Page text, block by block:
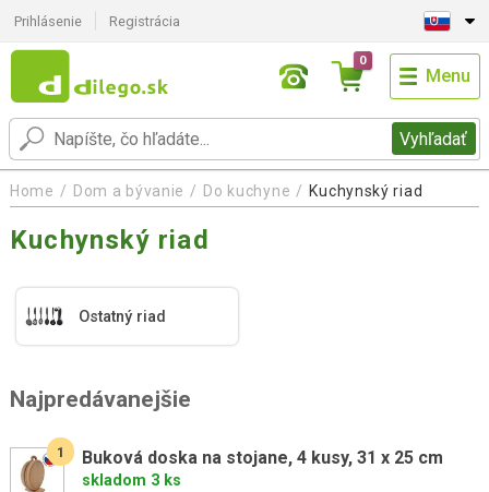
Prihlásenie Registrácia
Vyhľadať
0
Menu
Home Dom a bývanie Do kuchyne Kuchynský riad
Kuchynský riad
Ostatný riad
Najpredávanejšie
1 Buková doska na stojane, 4 kusy, 31 x 25 cm
skladom 3 ks